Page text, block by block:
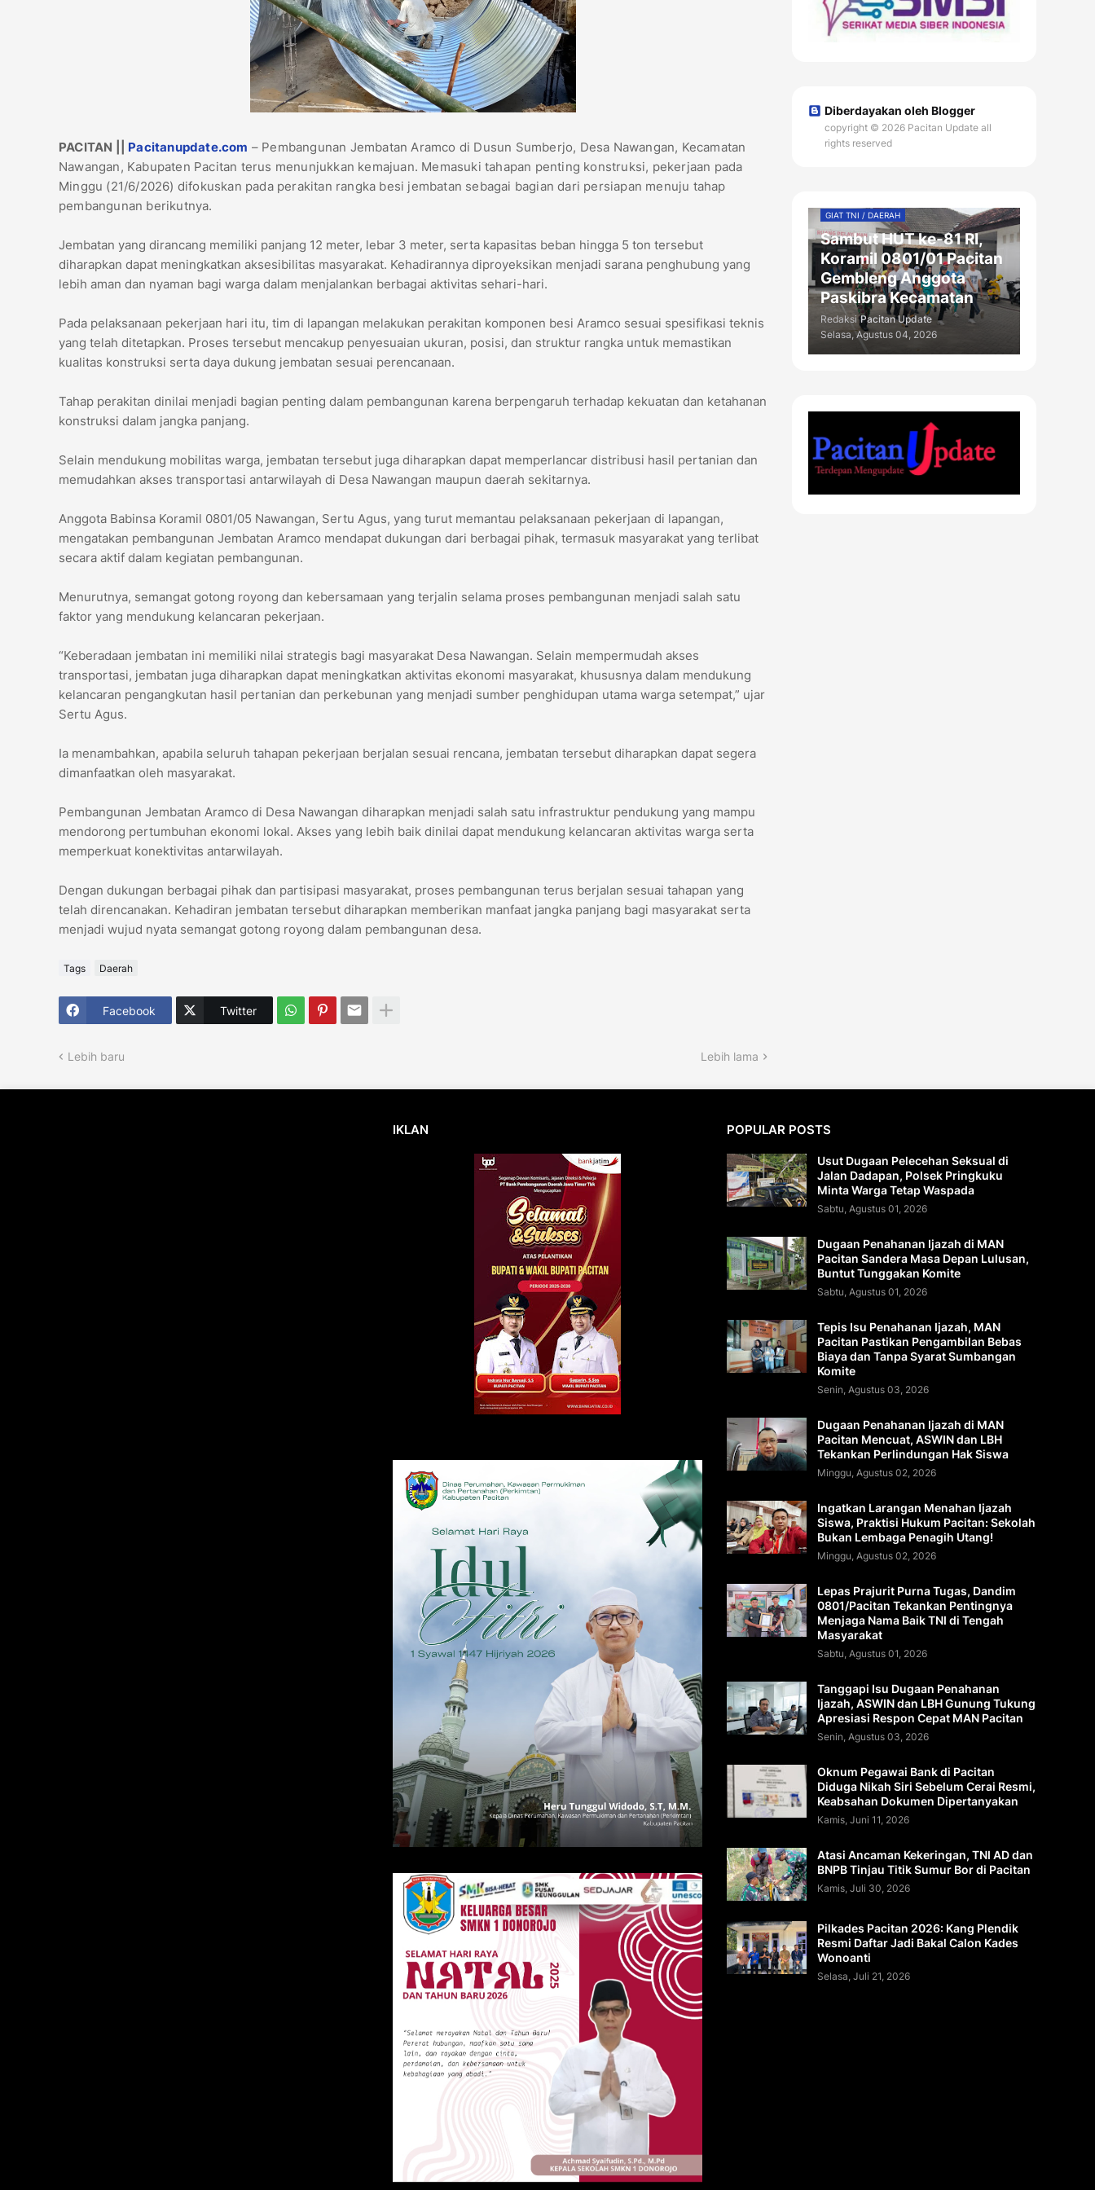
PACITAN || Pacitanupdate.com – Pembangunan Jembatan Aramco di Dusun Sumberjo, Desa Nawangan, Kecamatan
Nawangan, Kabupaten Pacitan terus menunjukkan kemajuan. Memasuki tahapan penting konstruksi, pekerjaan pada
Minggu (21/6/2026) difokuskan pada perakitan rangka besi jembatan sebagai bagian dari persiapan menuju tahap
pembangunan berikutnya.
Jembatan yang dirancang memiliki panjang 12 meter, lebar 3 meter, serta kapasitas beban hingga 5 ton tersebut
diharapkan dapat meningkatkan aksesibilitas masyarakat. Kehadirannya diproyeksikan menjadi sarana penghubung yang
lebih aman dan nyaman bagi warga dalam menjalankan berbagai aktivitas sehari-hari.
Pada pelaksanaan pekerjaan hari itu, tim di lapangan melakukan perakitan komponen besi Aramco sesuai spesifikasi teknis
yang telah ditetapkan. Proses tersebut mencakup penyesuaian ukuran, posisi, dan struktur rangka untuk memastikan
kualitas konstruksi serta daya dukung jembatan sesuai perencanaan.
Tahap perakitan dinilai menjadi bagian penting dalam pembangunan karena berpengaruh terhadap kekuatan dan ketahanan
konstruksi dalam jangka panjang.
Selain mendukung mobilitas warga, jembatan tersebut juga diharapkan dapat memperlancar distribusi hasil pertanian dan
memudahkan akses transportasi antarwilayah di Desa Nawangan maupun daerah sekitarnya.
Anggota Babinsa Koramil 0801/05 Nawangan, Sertu Agus, yang turut memantau pelaksanaan pekerjaan di lapangan,
mengatakan pembangunan Jembatan Aramco mendapat dukungan dari berbagai pihak, termasuk masyarakat yang terlibat
secara aktif dalam kegiatan pembangunan.
Menurutnya, semangat gotong royong dan kebersamaan yang terjalin selama proses pembangunan menjadi salah satu
faktor yang mendukung kelancaran pekerjaan.
“Keberadaan jembatan ini memiliki nilai strategis bagi masyarakat Desa Nawangan. Selain mempermudah akses
transportasi, jembatan juga diharapkan dapat meningkatkan aktivitas ekonomi masyarakat, khususnya dalam mendukung
kelancaran pengangkutan hasil pertanian dan perkebunan yang menjadi sumber penghidupan utama warga setempat,” ujar
Sertu Agus.
Ia menambahkan, apabila seluruh tahapan pekerjaan berjalan sesuai rencana, jembatan tersebut diharapkan dapat segera
dimanfaatkan oleh masyarakat.
Pembangunan Jembatan Aramco di Desa Nawangan diharapkan menjadi salah satu infrastruktur pendukung yang mampu
mendorong pertumbuhan ekonomi lokal. Akses yang lebih baik dinilai dapat mendukung kelancaran aktivitas warga serta
memperkuat konektivitas antarwilayah.
Dengan dukungan berbagai pihak dan partisipasi masyarakat, proses pembangunan terus berjalan sesuai tahapan yang
telah direncanakan. Kehadiran jembatan tersebut diharapkan memberikan manfaat jangka panjang bagi masyarakat serta
menjadi wujud nyata semangat gotong royong dalam pembangunan desa.
Tags Daerah
Facebook Twitter
Lebih baru Lebih lama
Diberdayakan oleh Blogger
copyright © 2026 Pacitan Update all
rights reserved
GIAT TNI / DAERAH
Sambut HUT ke-81 RI,
Koramil 0801/01 Pacitan
Gembleng Anggota
Paskibra Kecamatan
Redaksi Pacitan Update
Selasa, Agustus 04, 2026
IKLAN POPULAR POSTS
Usut Dugaan Pelecehan Seksual di
Jalan Dadapan, Polsek Pringkuku
Minta Warga Tetap Waspada
Sabtu, Agustus 01, 2026
Dugaan Penahanan Ijazah di MAN
Pacitan Sandera Masa Depan Lulusan,
Buntut Tunggakan Komite
Sabtu, Agustus 01, 2026
Tepis Isu Penahanan Ijazah, MAN
Pacitan Pastikan Pengambilan Bebas
Biaya dan Tanpa Syarat Sumbangan
Komite
Senin, Agustus 03, 2026
Dugaan Penahanan Ijazah di MAN
Pacitan Mencuat, ASWIN dan LBH
Tekankan Perlindungan Hak Siswa
Minggu, Agustus 02, 2026
Ingatkan Larangan Menahan Ijazah
Siswa, Praktisi Hukum Pacitan: Sekolah
Bukan Lembaga Penagih Utang!
Minggu, Agustus 02, 2026
Lepas Prajurit Purna Tugas, Dandim
0801/Pacitan Tekankan Pentingnya
Menjaga Nama Baik TNI di Tengah
Masyarakat
Sabtu, Agustus 01, 2026
Tanggapi Isu Dugaan Penahanan
Ijazah, ASWIN dan LBH Gunung Tukung
Apresiasi Respon Cepat MAN Pacitan
Senin, Agustus 03, 2026
Oknum Pegawai Bank di Pacitan
Diduga Nikah Siri Sebelum Cerai Resmi,
Keabsahan Dokumen Dipertanyakan
Kamis, Juni 11, 2026
Atasi Ancaman Kekeringan, TNI AD dan
BNPB Tinjau Titik Sumur Bor di Pacitan
Kamis, Juli 30, 2026
Pilkades Pacitan 2026: Kang Plendik
Resmi Daftar Jadi Bakal Calon Kades
Wonoanti
Selasa, Juli 21, 2026